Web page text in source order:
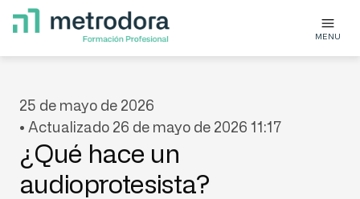
MENU
25 de mayo de 2026
• Actualizado 26 de mayo de 2026 11:17
¿Qué hace un
audioprotesista?